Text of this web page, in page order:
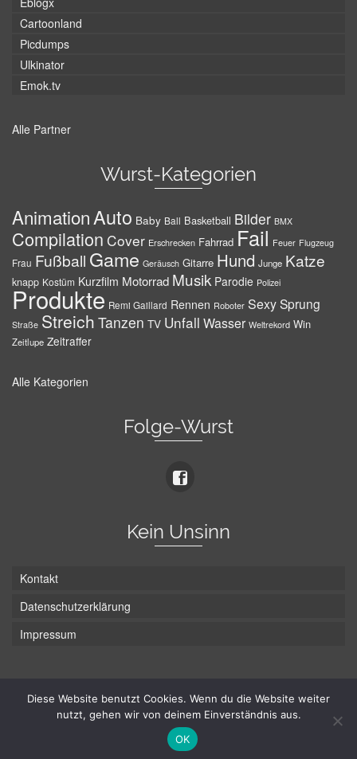
Cartoonland
Picdumps
Ulkinator
Emok.tv
Alle Partner
Wurst-Kategorien
AnimationAuto Baby Ball Basketball Bilder BMX
Compilation Cover Erschrecken Fahrrad Fail Feuer Flugzeug
Frau Fußball Game Geräusch Gitarre Hund Junge Katze
knapp Kostüm Kurzfilm Motorrad Musik Parodie Polizei
Produkte Remi Gaillard Rennen Roboter SexySprung
Straße Streich Tanzen TV Unfall Wasser Weltrekord Win
Zeitlupe Zeitraffer
Alle Kategorien
Folge-Wurst
Kein Unsinn
Kontakt
Datenschutzerklärung
Impressum
© Hans-Wurst.net - Gute Laune seit 2005
Diese Website benutzt Cookies. Wenn du die Website weiter
nutzt, gehen wir von deinem Einverständnis aus.
OK